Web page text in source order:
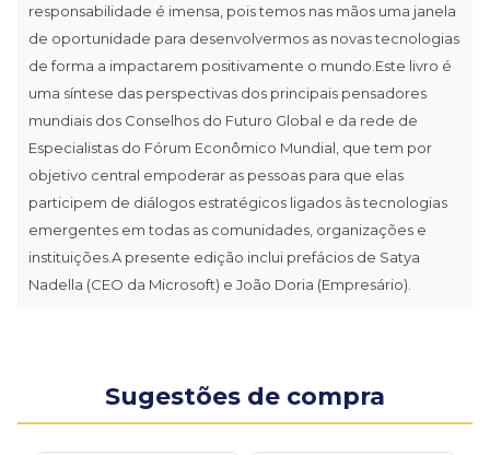
responsabilidade é imensa, pois temos nas mãos uma janela
de oportunidade para desenvolvermos as novas tecnologias
de forma a impactarem positivamente o mundo.Este livro é
uma síntese das perspectivas dos principais pensadores
mundiais dos Conselhos do Futuro Global e da rede de
Especialistas do Fórum Econômico Mundial, que tem por
objetivo central empoderar as pessoas para que elas
participem de diálogos estratégicos ligados às tecnologias
emergentes em todas as comunidades, organizações e
instituições.A presente edição inclui prefácios de Satya
Nadella (CEO da Microsoft) e João Doria (Empresário).
Sugestões de compra